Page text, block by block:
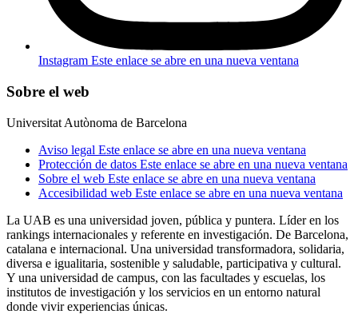
Instagram Este enlace se abre en una nueva ventana
Sobre el web
Universitat Autònoma de Barcelona
Aviso legal Este enlace se abre en una nueva ventana
Protección de datos Este enlace se abre en una nueva ventana
Sobre el web Este enlace se abre en una nueva ventana
Accesibilidad web Este enlace se abre en una nueva ventana
La UAB es una universidad joven, pública y puntera. Líder en los
rankings internacionales y referente en investigación. De Barcelona,
catalana e internacional. Una universidad transformadora, solidaria,
diversa e igualitaria, sostenible y saludable, participativa y cultural.
Y una universidad de campus, con las facultades y escuelas, los
institutos de investigación y los servicios en un entorno natural
donde vivir experiencias únicas.